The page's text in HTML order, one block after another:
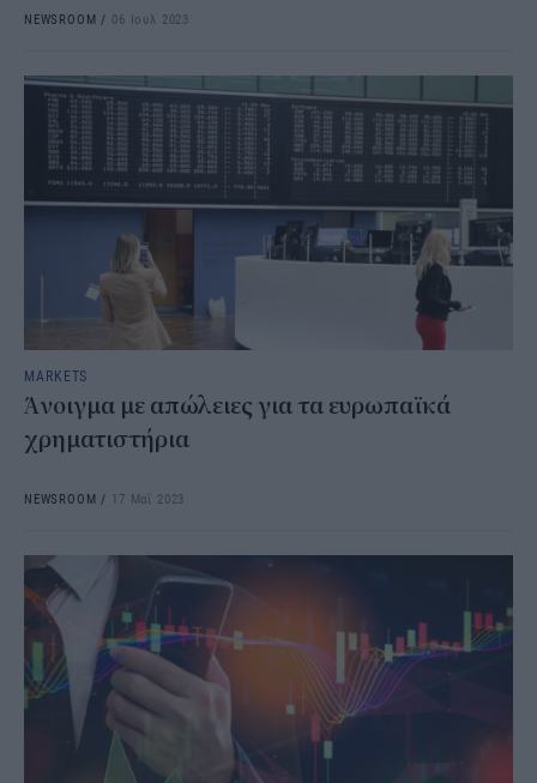
NEWSROOM / 06 Ιουλ 2023
MARKETS
Άνοιγμα με απώλειες για τα ευρωπαϊκά
χρηματιστήρια
NEWSROOM / 17 Μαΐ 2023